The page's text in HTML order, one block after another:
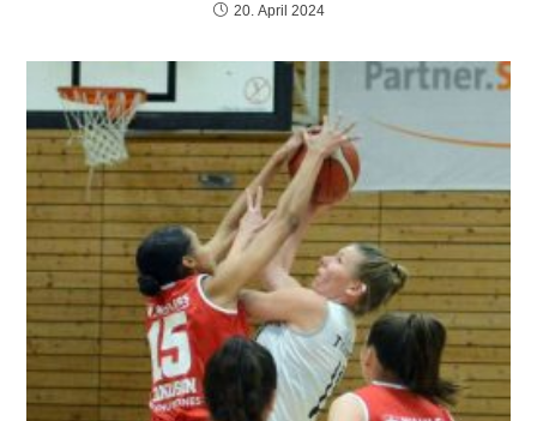
20. April 2024